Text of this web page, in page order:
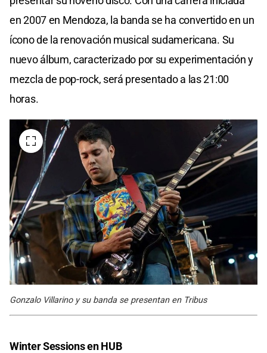
en 2007 en Mendoza, la banda se ha convertido en un
ícono de la renovación musical sudamericana. Su
nuevo álbum, caracterizado por su experimentación y
mezcla de pop-rock, será presentado a las 21:00
horas.
Gonzalo Villarino y su banda se presentan en Tribus
Winter Sessions en HUB